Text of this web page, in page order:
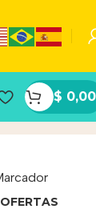
$ 0,00
OFERTAS